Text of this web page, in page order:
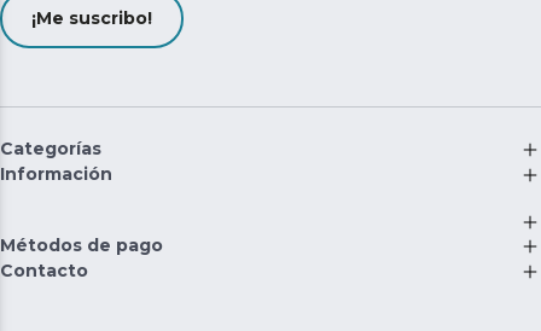
¡Me suscribo!
Categorías
Información
Métodos de pago
Contacto